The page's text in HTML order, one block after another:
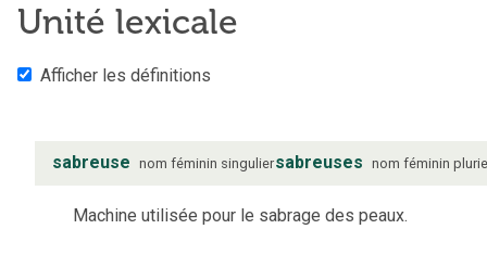
Unité lexicale
Afficher les définitions
sabreuse nom féminin singuliersabreuses nom féminin
Machine utilisée pour le sabrage des peaux.